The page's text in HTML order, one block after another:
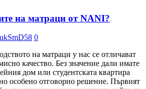
на матраци от NANI?
0
на матраци у нас се отличават
качество. Без значение дали имате
дом или студентската квартира
особено отговорно решение. Първият